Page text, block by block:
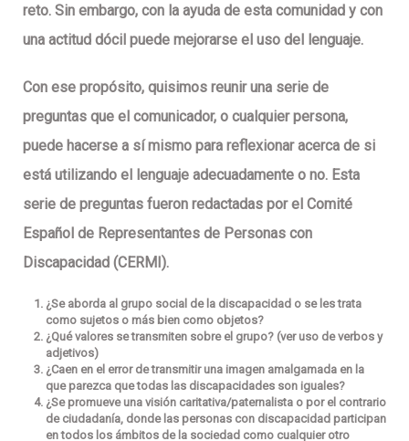
reto. Sin embargo, con la ayuda de esta comunidad y con
una actitud dócil puede mejorarse el uso del lenguaje.
Con ese propósito, quisimos reunir una serie de
preguntas que el comunicador, o cualquier persona,
puede hacerse a sí mismo para reflexionar acerca de si
está utilizando el lenguaje adecuadamente o no. Esta
serie de preguntas fueron redactadas por el Comité
Español de Representantes de Personas con
Discapacidad (CERMI).
¿Se aborda al grupo social de la discapacidad o se les trata
como sujetos o más bien como objetos?
¿Qué valores se transmiten sobre el grupo? (ver uso de verbos y
adjetivos)
¿Caen en el error de transmitir una imagen amalgamada en la
que parezca que todas las discapacidades son iguales?
¿Se promueve una visión caritativa/paternalista o por el contrario
de ciudadanía, donde las personas con discapacidad participan
en todos los ámbitos de la sociedad como cualquier otro